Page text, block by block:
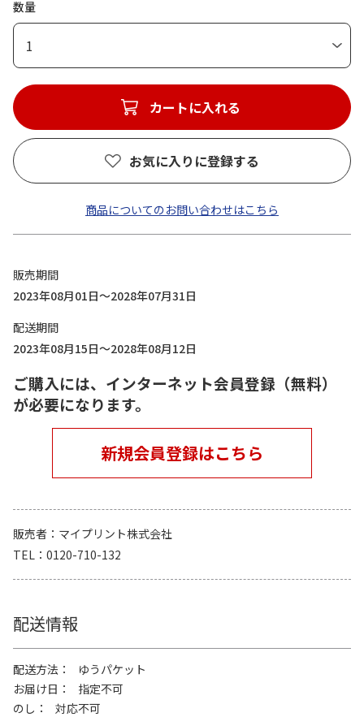
数量
1
カートに入れる
お気に入りに登録する
商品についてのお問い合わせはこちら
販売期間
2023年08月01日～2028年07月31日
配送期間
2023年08月15日～2028年08月12日
ご購入には、インターネット会員登録（無料）
が必要になります。
新規会員登録はこちら
販売者
マイプリント株式会社
TEL
0120-710-132
配送情報
配送方法
ゆうパケット
お届け日
指定不可
のし
対応不可